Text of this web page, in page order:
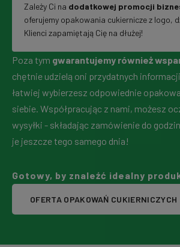
Zależy Ci na dodatkowej promocji
oferujemy opakowania cukiernicze z logo,
Klienci zapamiętają Cię na dłużej!
Poza tym gwarantujemy również
chętnie udzielą oni przydatnych
łatwiej wybierzesz odpowiednie
siebie. Współpracując z nami, możesz
wysyłki - składając zamówienie do
je jeszcze tego samego dnia!
Gotowy, by znaleźć idealny
OFERTA OPAKOWAŃ CUKIERNICZYCH